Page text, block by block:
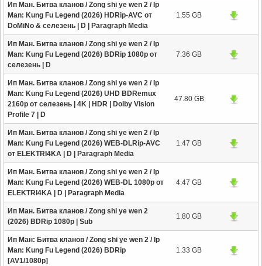
Ип Ман. Битва кланов / Zong shi ye wen 2 / Ip
Man: Kung Fu Legend (2026) HDRip-AVC от
DoMiNo & селезень | D | Paragraph Media
1.55 GB
Ип Ман. Битва кланов / Zong shi ye wen 2 / Ip
Man: Kung Fu Legend (2026) BDRip 1080p от
селезень | D
7.36 GB
Ип Ман. Битва кланов / Zong shi ye wen 2 / Ip
Man: Kung Fu Legend (2026) UHD BDRemux
2160p от селезень | 4K | HDR | Dolby Vision
Profile 7 | D
47.80 GB
Ип Ман. Битва кланов / Zong shi ye wen 2 / Ip
Man: Kung Fu Legend (2026) WEB-DLRip-AVC
от ELEKTRI4KA | D | Paragraph Media
1.47 GB
Ип Ман. Битва кланов / Zong shi ye wen 2 / Ip
Man: Kung Fu Legend (2026) WEB-DL 1080p от
ELEKTRI4KA | D | Paragraph Media
4.47 GB
Ип Ман. Битва кланов / Zong shi ye wen 2
(2026) BDRip 1080p | Sub
1.80 GB
Ип Ман: Битва кланов / Zong shi ye wen 2 / Ip
Man: Kung Fu Legend (2026) BDRip
[AV1/1080p]
1.33 GB